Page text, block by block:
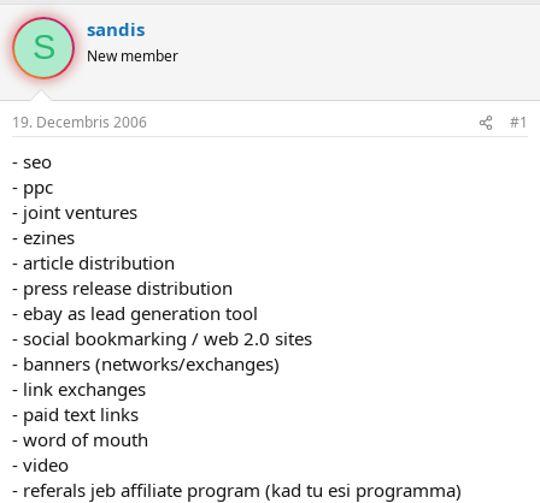
v
e
d
i
n
u
z
s
ā
c
ē
s
k
m
a
s
S sandis
New member
19. Decembris 2006 #1
- seo
- ppc
- joint ventures
- ezines
- article distribution
- press release distribution
- ebay as lead generation tool
- social bookmarking / web 2.0 sites
- banners (networks/exchanges)
- link exchanges
- paid text links
- word of mouth
- video
- referals jeb affiliate program (kad tu esi programma)